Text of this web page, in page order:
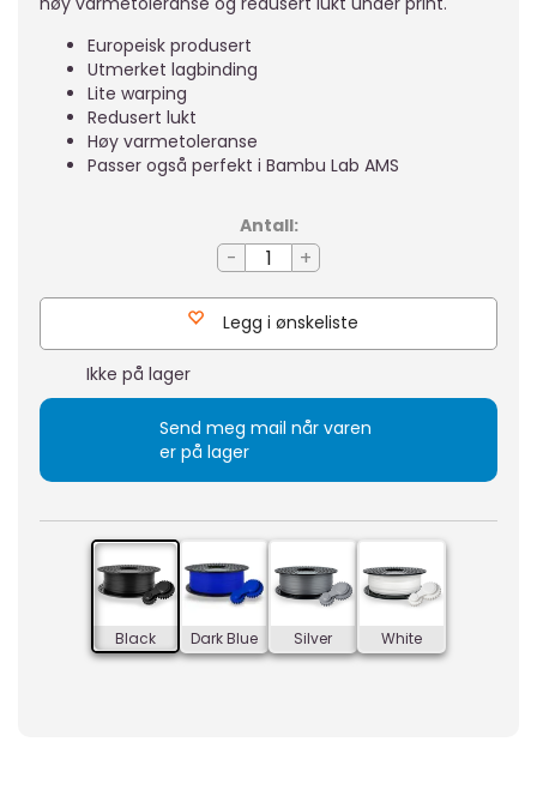
Europeisk produsert
Utmerket lagbinding
Lite warping
Redusert lukt
Høy varmetoleranse
Passer også perfekt i Bambu Lab AMS
Black Dark Blue Silver White
Antall:
- +
Legg i ønskeliste
Ikke på lager
Send meg mail når varen
er på lager